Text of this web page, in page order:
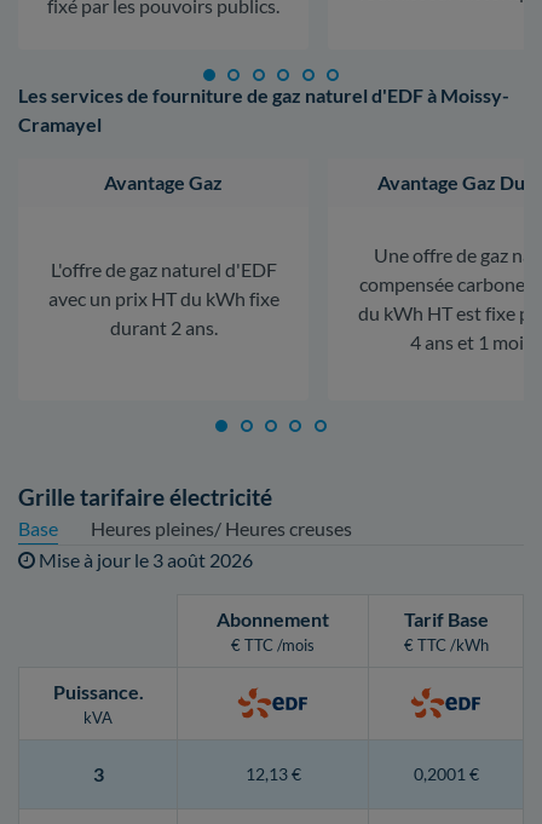
fixé par les pouvoirs publics.
Les services de fourniture de gaz naturel d'EDF à Moissy-
Cramayel
Avantage Gaz
L'offre de gaz naturel d'EDF
avec un prix HT du kWh fixe
durant 2 ans.
Avantage Gaz
Une offre de gaz
compensée carbone.
du kWh HT est fixe
4 ans et 1 mois.
Grille tarifaire électricité
Base
Heures pleines/ Heures creuses
Mise à jour le 3 août 2026
Abonnement
€ TTC /mois
Tarif Base
€ TTC /kWh
Puissance.
kVA
3 12,13 € 0,2001 €